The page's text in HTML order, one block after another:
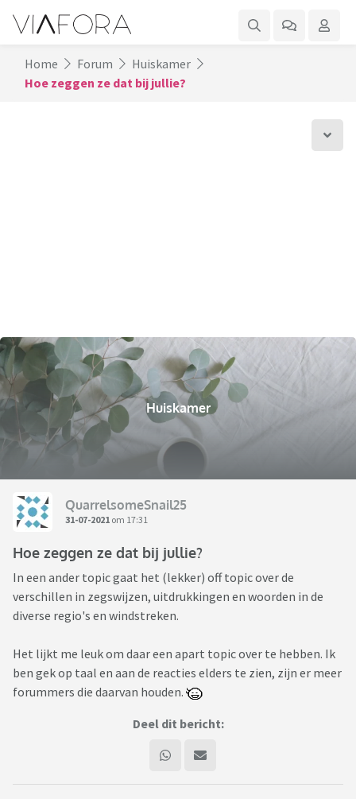
Home Forum
Huiskamer
Hoe zeggen ze dat bij jullie?
Huiskamer
QuarrelsomeSnail25
31-07-2021 om 17:31
Hoe zeggen ze dat bij jullie?
In een ander topic gaat het (lekker) off topic over de
verschillen in zegswijzen, uitdrukkingen en woorden in de
diverse regio's en windstreken.
Het lijkt me leuk om daar een apart topic over te hebben. Ik
ben gek op taal en aan de reacties elders te zien, zijn er meer
forummers die daarvan houden.
Deel dit bericht: